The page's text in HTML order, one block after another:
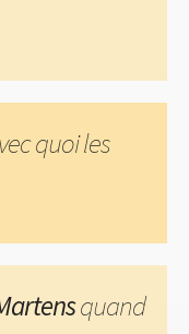
quoi les
quand